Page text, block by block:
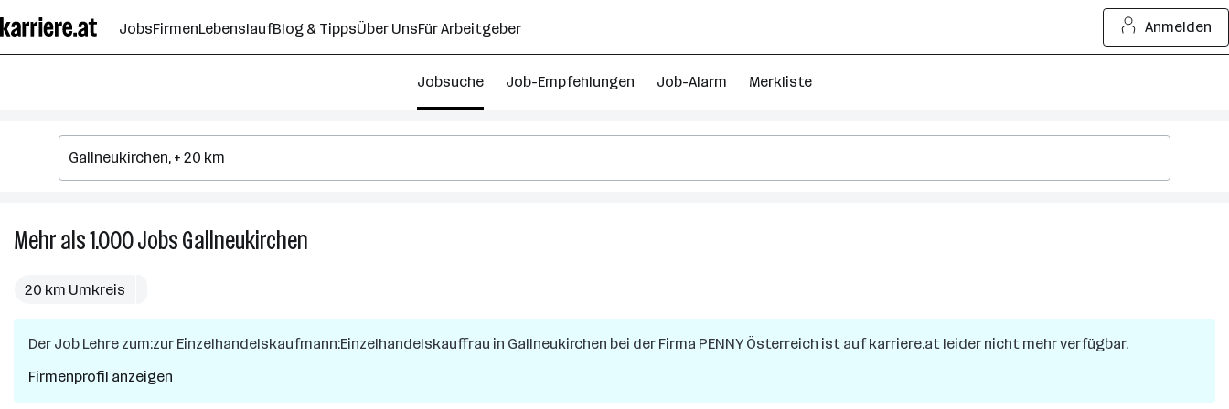
Seiteninhalt
springen
JobsFirmenLebenslaufBlog & TippsÜber UnsFür Arbeitgeber Anmelden
Jobsuche Job-Empfehlungen Job-Alarm Merkliste
Mehr als 1.000JobsGallneukirchen
in
Gallneukirchen
20 km Umkreis
Der Job Lehre zum:zur Einzelhandelskaufmann:Einzelhandelskauffrau in Gallneukirchen bei der Firma PENNY Österreich ist auf karriere.at leider nicht mehr verfügbar.
Firmenprofil anzeigen